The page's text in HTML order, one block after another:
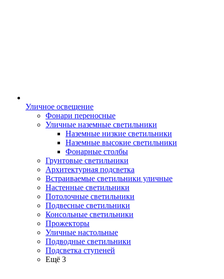
Уличное освещение
Фонари переносные
Уличные наземные светильники
Наземные низкие светильники
Наземные высокие светильники
Фонарные столбы
Грунтовые светильники
Архитектурная подсветка
Встраиваемые светильники уличные
Настенные светильники
Потолочные светильники
Подвесные светильники
Консольные светильники
Прожекторы
Уличные настольные
Подводные светильники
Подсветка ступеней
Ещё 3